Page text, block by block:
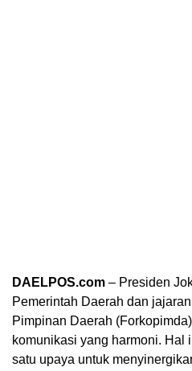
DAELPOS.com – Presiden
Pemerintah Daerah dan
Pimpinan Daerah
komunikasi yang harmoni. Hal
satu upaya untuk